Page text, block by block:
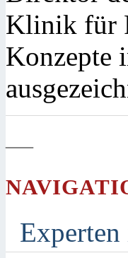
Klinik für
Konzepte
—